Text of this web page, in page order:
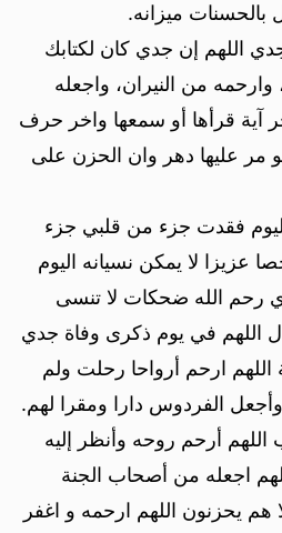
بالحسنات ميزانه.
اللهم إن جدي كان لكتابك
وارحمه من النيران، واجعله
آية قرأها أو سمعها واخر حرف
مر عليها دهر وان الحزن على
فقدت جزء من قلبي جزء
لا يمكن نسيانه اليوم
رحم الله ضحكات لا تنسى
اللهم في يوم ذكرى وفاة جدي
اللهم ارحم أرواحا رحلت ولم
الفردوس دارا ومقرا لهم.
أرحم روحه وأنظر إليه
اجعله من أصحاب الجنة
هم يحزنون اللهم ارحمه و اغفر